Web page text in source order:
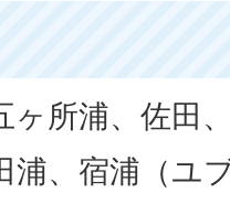
ヶ所浦、佐田
浦、宿浦（ユ